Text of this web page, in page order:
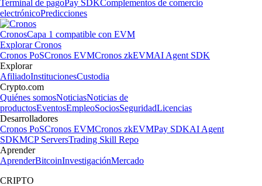
Terminal de pagoPay SDKComplementos de comercio
electrónicoPredicciones
CronosCapa 1 compatible con EVM
Explorar Cronos
Cronos PoSCronos EVMCronos zkEVMAI Agent SDK
Explorar
AfiliadoInstitucionesCustodia
Crypto.com
Quiénes somosNoticiasNoticias de
productosEventosEmpleoSociosSeguridadLicencias
Desarrolladores
Cronos PoSCronos EVMCronos zkEVMPay SDKAI Agent
SDKMCP ServersTrading Skill Repo
Aprender
AprenderBitcoinInvestigaciónMercado
CRIPTO